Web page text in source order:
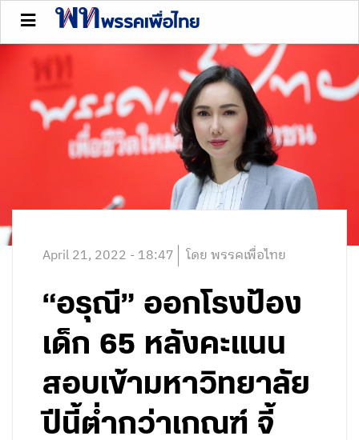
April 21, 2022 - 18:47 โดย พรรคเพื่อไทย
“อรุณี” ออกโรงป้อง
เด็ก 65 หลังคะแนน
สอบเข้ามหาวิทยาลัย
ปีนี้ต่ำกว่าเกณฑ์ จี้